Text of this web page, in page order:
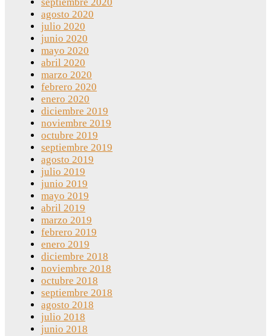
agosto 2020
julio 2020
junio 2020
mayo 2020
abril 2020
marzo 2020
febrero 2020
enero 2020
diciembre 2019
noviembre 2019
octubre 2019
septiembre 2019
agosto 2019
julio 2019
junio 2019
mayo 2019
abril 2019
marzo 2019
febrero 2019
enero 2019
diciembre 2018
noviembre 2018
octubre 2018
septiembre 2018
agosto 2018
julio 2018
junio 2018